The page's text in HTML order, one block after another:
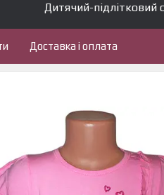
Дитячий-підлітковий
Доставка і оплата